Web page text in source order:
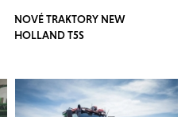
NOVÉ TRAKTORY NEW
HOLLAND T5S